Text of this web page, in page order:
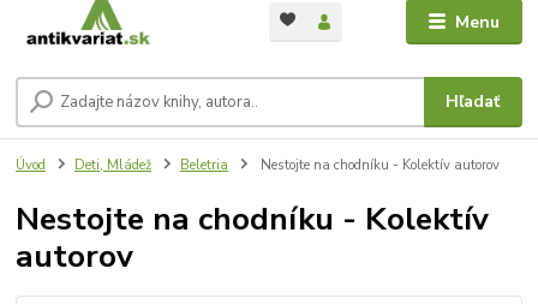
Menu
Hľadať
Úvod Deti, Mládež Beletria Nestojte na chodníku - Kolektív autorov
Nestojte na chodníku - Kolektív
autorov